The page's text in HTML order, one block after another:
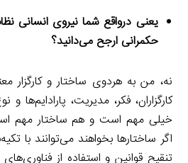
یعنی درواقع شما نیروی انسانی
حکمرانی ارجح می‌دانید؟
نه، من به هردوی ساختار و کارگزار
کارگزاران، فکر، مدیریت، پارادایم‌ها
خیلی مهم است و هم ساختار مهم
اگر ساختارها بخواهند می‌توانند با